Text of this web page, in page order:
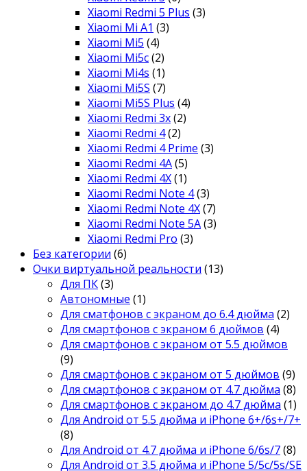
Xiaomi Redmi 5 Plus (3)
Xiaomi Mi A1 (3)
Xiaomi Mi5 (4)
Xiaomi Mi5c(2)
Xiaomi Mi4s (1)
Xiaomi Mi5S (7)
Xiaomi Mi5S Plus (4)
Xiaomi Redmi 3x(2)
Xiaomi Redmi 4(2)
Xiaomi Redmi 4 Prime (3)
Xiaomi Redmi 4A(5)
Xiaomi Redmi 4X(1)
Xiaomi Redmi Note 4(3)
Xiaomi Redmi Note 4X(7)
Xiaomi Redmi Note 5A(3)
Xiaomi Redmi Pro (3)
Без категории (6)
Очки виртуальной реальности (13)
Для ПК(3)
Автономные (1)
Для сматфонов с экраном до 6.4 дюйма (2)
Для смартфонов с экраном 6 дюймов (4)
Для смартфонов с экраном от 5.5 дюймов
(9)
Для смартфонов с экраном от 5 дюймов (9)
Для смартфонов с экраном от 4.7 дюйма (8)
Для смартфонов с экраном до 4.7 дюйма (1)
Для Android от 5.5 дюйма и iPhone 6+/6s+/7+
(8)
Для Android от 4.7 дюйма и iPhone 6/6s/7(8)
Для Android от 3.5 дюйма и iPhone 5/5c/5s/SE